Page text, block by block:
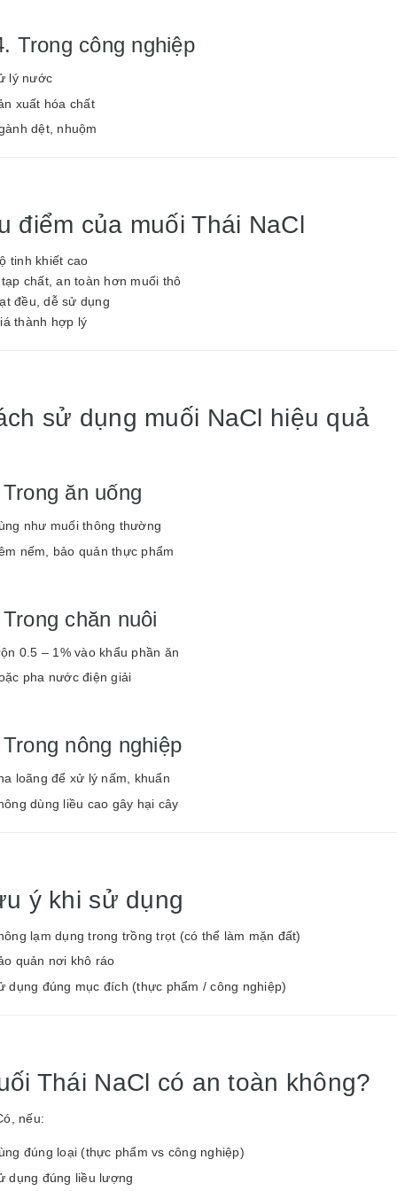
Trong công nghiệp
lý nước
xuất hóa chất
dệt, nhuộm
điểm của muối Thái NaCl
tinh khiết cao
chất, an toàn hơn muối thô
đều, dễ sử dụng
thành hợp lý
sử dụng muối NaCl hiệu quả
Trong ăn uống
như muối thông thường
nếm, bảo quản thực phẩm
Trong chăn nuôi
0.5 – 1% vào khẩu phần ăn
pha nước điện giải
Trong nông nghiệp
loãng để xử lý nấm, khuẩn
dùng liều cao gây hại cây
ý khi sử dụng
lạm dụng trong trồng trọt (có thể làm mặn đất)
quản nơi khô ráo
dụng đúng mục đích (thực phẩm / công nghiệp)
Thái NaCl có an toàn không?
nếu:
đúng loại (thực phẩm vs công nghiệp)
dụng đúng liều lượng